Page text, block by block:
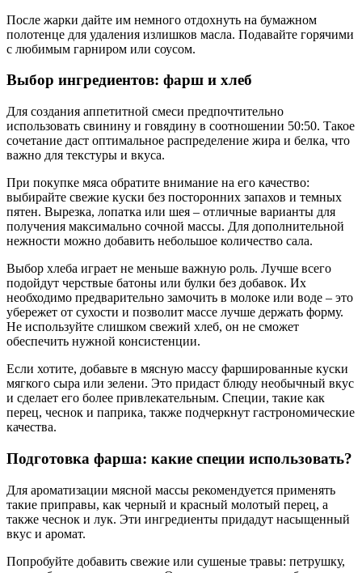
После жарки дайте им немного отдохнуть на бумажном
полотенце для удаления излишков масла. Подавайте горячими
с любимым гарниром или соусом.
Выбор ингредиентов: фарш и хлеб
Для создания аппетитной смеси предпочтительно
использовать свинину и говядину в соотношении 50:50. Такое
сочетание даст оптимальное распределение жира и белка, что
важно для текстуры и вкуса.
При покупке мяса обратите внимание на его качество:
выбирайте свежие куски без посторонних запахов и темных
пятен. Вырезка, лопатка или шея – отличные варианты для
получения максимально сочной массы. Для дополнительной
нежности можно добавить небольшое количество сала.
Выбор хлеба играет не меньше важную роль. Лучше всего
подойдут черствые батоны или булки без добавок. Их
необходимо предварительно замочить в молоке или воде – это
убережет от сухости и позволит массе лучше держать форму.
Не используйте слишком свежий хлеб, он не сможет
обеспечить нужной консистенции.
Если хотите, добавьте в мясную массу фаршированные куски
мягкого сыра или зелени. Это придаст блюду необычный вкус
и сделает его более привлекательным. Специи, такие как
перец, чеснок и паприка, также подчеркнут гастрономические
качества.
Подготовка фарша: какие специи использовать?
Для ароматизации мясной массы рекомендуется применять
такие приправы, как черный и красный молотый перец, а
также чеснок и лук. Эти ингредиенты придадут насыщенный
вкус и аромат.
Попробуйте добавить свежие или сушеные травы: петрушку,